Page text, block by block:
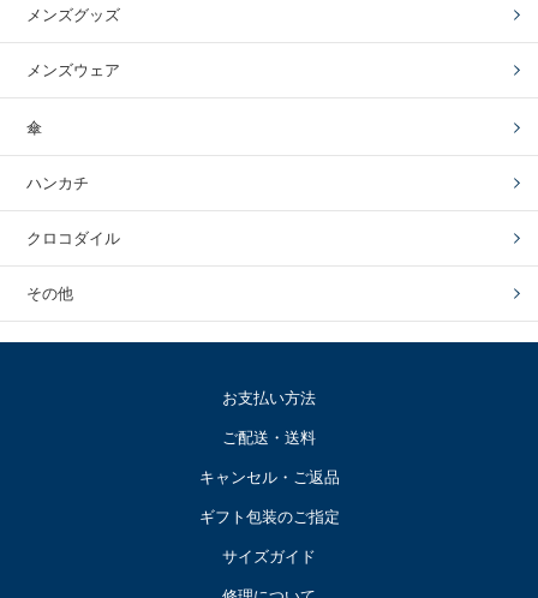
メンズグッズ
メンズウェア
傘
ハンカチ
クロコダイル
その他
お支払い方法
ご配送・送料
キャンセル・ご返品
ギフト包装のご指定
サイズガイド